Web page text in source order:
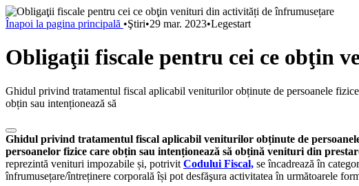
Înapoi la pagina principală •Ştiri•29 mar. 2023•Legestart
Obligaţii fiscale pentru cei ce obţin
Ghidul privind tratamentul fiscal aplicabil veniturilor obținute de persoanele
obțin sau intenționează să
Ghidul privind tratamentul fiscal aplicabil veniturilor obținute de
persoanelor fizice care obțin sau intenționează să obțină venituri din
reprezintă venituri impozabile și, potrivit Codului Fiscal, se încadrează în
înfrumusețare/întreținere corporală își pot desfăşura activitatea în următoarele